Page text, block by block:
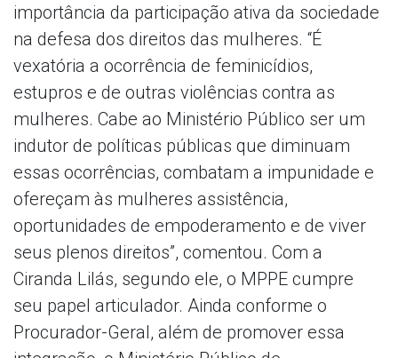
importância da participação ativa da sociedade
na defesa dos direitos das mulheres. “É
vexatória a ocorrência de feminicídios,
estupros e de outras violências contra as
mulheres. Cabe ao Ministério Público ser um
indutor de políticas públicas que diminuam
essas ocorrências, combatam a impunidade e
ofereçam às mulheres assistência,
oportunidades de empoderamento e de viver
seus plenos direitos”, comentou. Com a
Ciranda Lilás, segundo ele, o MPPE cumpre
seu papel articulador. Ainda conforme o
Procurador-Geral, além de promover essa